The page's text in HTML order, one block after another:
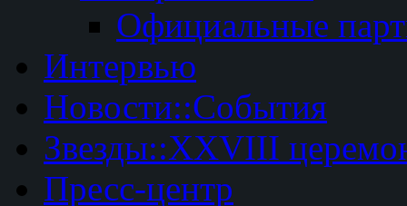
Официальные
Интервью
Новости::События
Звезды::XXVIII
Пресс-центр